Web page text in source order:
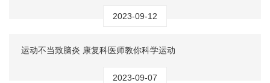
2023-09-12
运动不当致脑炎 康复科医师教你科学运动
2023-09-07